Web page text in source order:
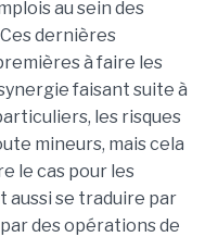
au sein des
dernières
à faire les
faisant suite à
les risques
mineurs, mais cela
le cas pour les
aussi se traduire par
des opérations de